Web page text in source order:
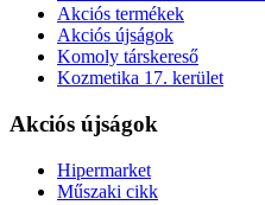
Akciós termékek
Akciós újságok
Komoly társkereső
Kozmetika 17. kerület
Akciós újságok
Hipermarket
Műszaki cikk